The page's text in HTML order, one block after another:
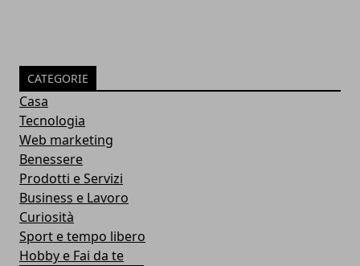
CATEGORIE
Casa
Tecnologia
Web marketing
Benessere
Prodotti e Servizi
Business e Lavoro
Curiosità
Sport e tempo libero
Hobby e Fai da te